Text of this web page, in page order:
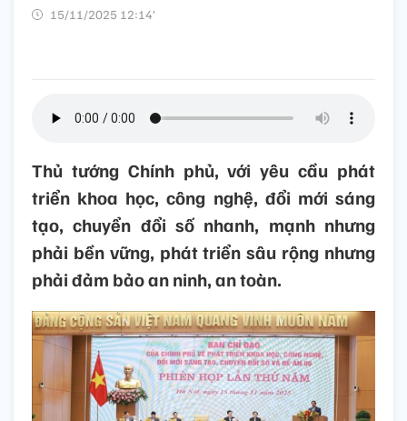
15/11/2025 12:14’
Thủ tướng Chính phủ, với yêu cầu phát
triển khoa học, công nghệ, đổi mới sáng
tạo, chuyển đổi số nhanh, mạnh nhưng
phải bền vững, phát triển sâu rộng nhưng
phải đảm bảo an ninh, an toàn.